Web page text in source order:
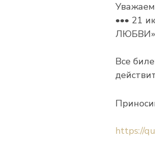
••• 21
ЛЮБВИ»
Все
https://